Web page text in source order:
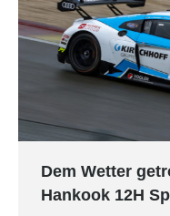
Dem Wetter
Hankook 12H